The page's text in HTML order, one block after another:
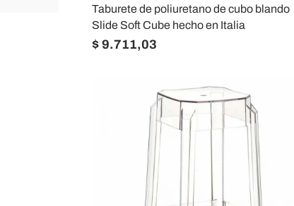
Taburete de poliuretano de cubo blando
Slide Soft Cube hecho en Italia
$ 9.711,03